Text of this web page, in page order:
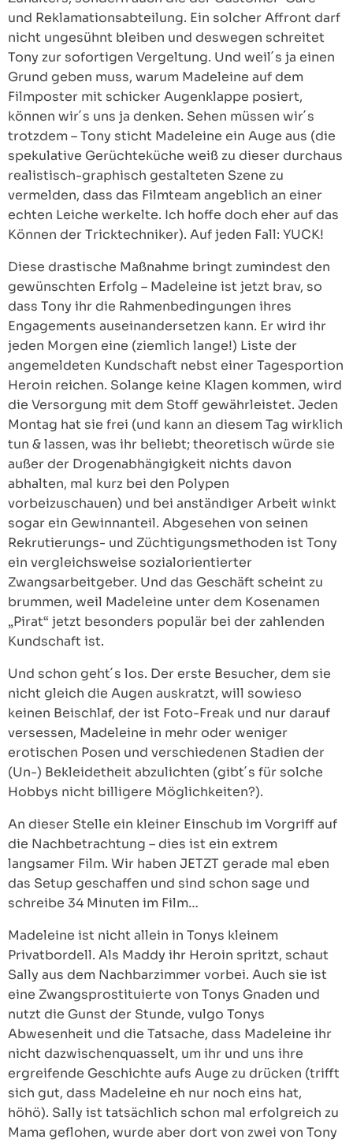
und Reklamationsabteilung. Ein solcher Affront darf
nicht ungesühnt bleiben und deswegen schreitet
Tony zur sofortigen Vergeltung. Und weil´s ja einen
Grund geben muss, warum Madeleine auf dem
Filmposter mit schicker Augenklappe posiert,
können wir´s uns ja denken. Sehen müssen wir´s
trotzdem – Tony sticht Madeleine ein Auge aus (die
spekulative Gerüchteküche weiß zu dieser durchaus
realistisch-graphisch gestalteten Szene zu
vermelden, dass das Filmteam angeblich an einer
echten Leiche werkelte. Ich hoffe doch eher auf das
Können der Tricktechniker). Auf jeden Fall: YUCK!
Diese drastische Maßnahme bringt zumindest den
gewünschten Erfolg – Madeleine ist jetzt brav, so
dass Tony ihr die Rahmenbedingungen ihres
Engagements auseinandersetzen kann. Er wird ihr
jeden Morgen eine (ziemlich lange!) Liste der
angemeldeten Kundschaft nebst einer Tagesportion
Heroin reichen. Solange keine Klagen kommen, wird
die Versorgung mit dem Stoff gewährleistet. Jeden
Montag hat sie frei (und kann an diesem Tag wirklich
tun & lassen, was ihr beliebt; theoretisch würde sie
außer der Drogenabhängigkeit nichts davon
abhalten, mal kurz bei den Polypen
vorbeizuschauen) und bei anständiger Arbeit winkt
sogar ein Gewinnanteil. Abgesehen von seinen
Rekrutierungs- und Züchtigungsmethoden ist Tony
ein vergleichsweise sozialorientierter
Zwangsarbeitgeber. Und das Geschäft scheint zu
brummen, weil Madeleine unter dem Kosenamen
„Pirat“ jetzt besonders populär bei der zahlenden
Kundschaft ist.
Und schon geht´s los. Der erste Besucher, dem sie
nicht gleich die Augen auskratzt, will sowieso
keinen Beischlaf, der ist Foto-Freak und nur darauf
versessen, Madeleine in mehr oder weniger
erotischen Posen und verschiedenen Stadien der
(Un-) Bekleidetheit abzulichten (gibt´s für solche
Hobbys nicht billigere Möglichkeiten?).
An dieser Stelle ein kleiner Einschub im Vorgriff auf
die Nachbetrachtung – dies ist ein extrem
langsamer Film. Wir haben JETZT gerade mal eben
das Setup geschaffen und sind schon sage und
schreibe 34 Minuten im Film…
Madeleine ist nicht allein in Tonys kleinem
Privatbordell. Als Maddy ihr Heroin spritzt, schaut
Sally aus dem Nachbarzimmer vorbei. Auch sie ist
eine Zwangsprostituierte von Tonys Gnaden und
nutzt die Gunst der Stunde, vulgo Tonys
Abwesenheit und die Tatsache, dass Madeleine ihr
nicht dazwischenquasselt, um ihr und uns ihre
ergreifende Geschichte aufs Auge zu drücken (trifft
sich gut, dass Madeleine eh nur noch eins hat,
höhö). Sally ist tatsächlich schon mal erfolgreich zu
Mama geflohen, wurde aber dort von zwei von Tony